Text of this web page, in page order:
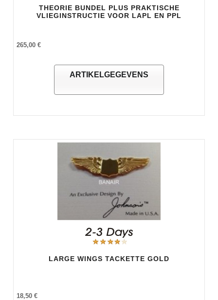
THEORIE BUNDEL PLUS PRAKTISCHE
VLIEGINSTRUCTIE VOOR LAPL EN PPL
265,00 €
ARTIKELGEGEVENS
LARGE WINGS TACKETTE GOLD
18,50 €